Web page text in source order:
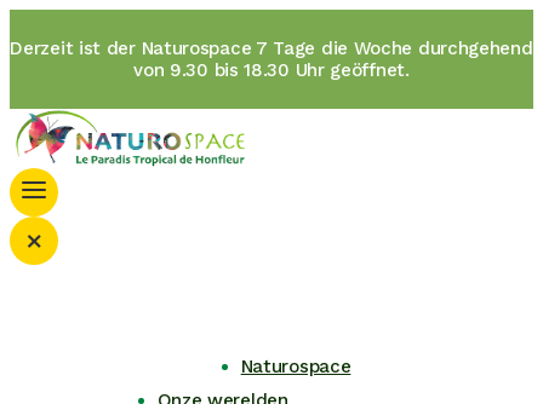
Derzeit ist der Naturospace 7 Tage die Woche durchgehend
von 9.30 bis 18.30 Uhr geöffnet.
×
Naturospace